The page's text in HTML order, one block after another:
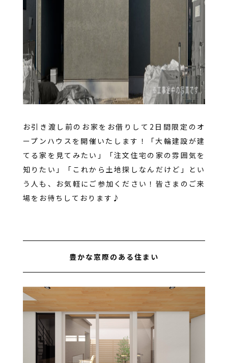
お引き渡し前のお家をお借りして2日間限定のオ
ープンハウスを開催いたします！「大輪建設が建
てる家を見てみたい」「注文住宅の家の雰囲気を
知りたい」「これから土地探しなんだけど」とい
う人も、お気軽にご参加ください！皆さまのご来
場をお待ちしております♪
豊かな窓際のある住まい